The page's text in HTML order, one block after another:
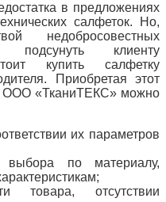
в предложениях
салфеток. Но,
недобросовестных
подсунуть клиенту
купить салфетку
Приобретая этот
ООО «ТканиТЕКС» можно
их параметров
выбора по материалу,
товара, отсутствии